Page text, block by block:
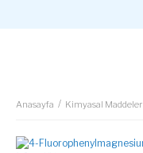
Anasayfa Kimyasal Maddeler